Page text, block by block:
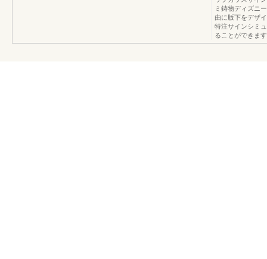
ミ鋳物ディズニ
由に版下をデザ
特注サインシミ
ることができま